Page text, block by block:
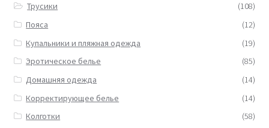
Трусики
(108)
Пояса
(12)
Купальники и пляжная одежда
(19)
Эротическое белье
(85)
Домашняя одежда
(14)
Корректирующее белье
(14)
Колготки
(58)